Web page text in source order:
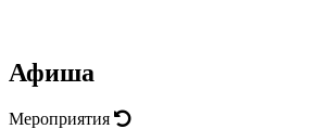
Афиша
Мероприятия